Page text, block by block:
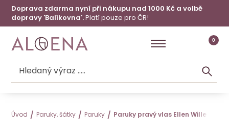
Doprava zdarma nyní při nákupu nad 1000 Kč a volbě
dopravy 'Balíkovna'.Platí pouze pro ČR!
0
Úvod Paruky, šátky Paruky Paruky pravý vlas Ellen Wille